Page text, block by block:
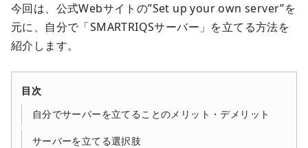
今回は、公式Webサイトの”Set up your own server”を
元に、自分で「SMARTRIQSサーバー」を立てる方法を
紹介します。
目次
自分でサーバーを立てることのメリット・デメリット
サーバーを立てる選択肢